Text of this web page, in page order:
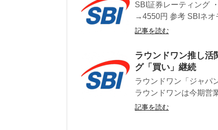
SBI証券レーティング
→4550円 参考 SBIネ
記事を読む
ラウンドワン推し活
グ「買い」継続
ラウンドワン「ジャパ
ラウンドワンは今期営
記事を読む